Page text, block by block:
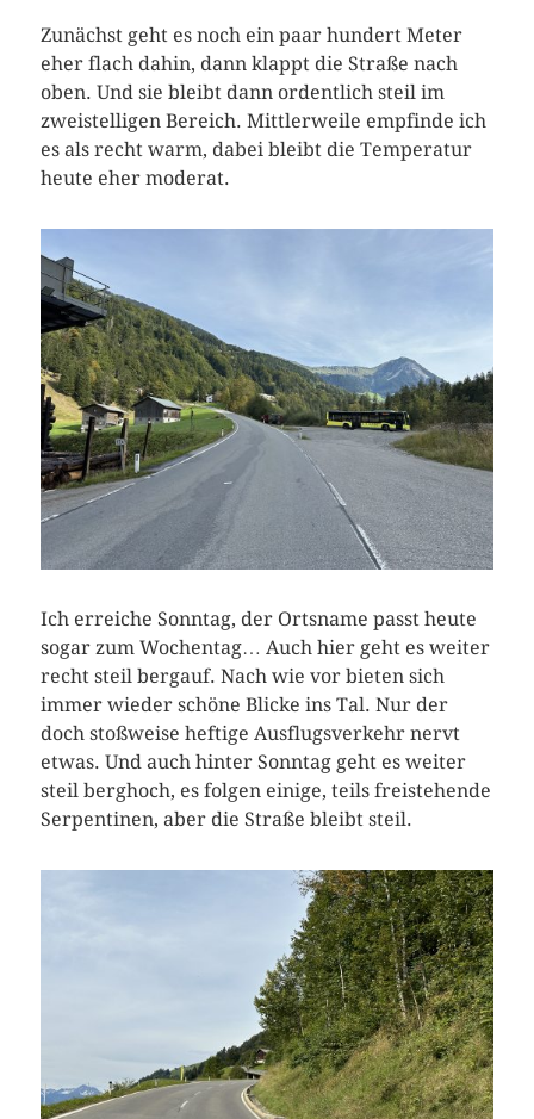
Zunächst geht es noch ein paar hundert Meter
eher flach dahin, dann klappt die Straße nach
oben. Und sie bleibt dann ordentlich steil im
zweistelligen Bereich. Mittlerweile empfinde ich
es als recht warm, dabei bleibt die Temperatur
heute eher moderat.
Ich erreiche Sonntag, der Ortsname passt heute
sogar zum Wochentag… Auch hier geht es weiter
recht steil bergauf. Nach wie vor bieten sich
immer wieder schöne Blicke ins Tal. Nur der
doch stoßweise heftige Ausflugsverkehr nervt
etwas. Und auch hinter Sonntag geht es weiter
steil berghoch, es folgen einige, teils freistehende
Serpentinen, aber die Straße bleibt steil.